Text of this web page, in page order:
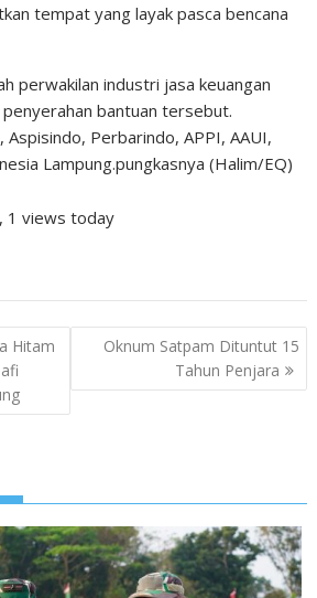
tempat yang layak pasca bencana
perwakilan industri jasa keuangan
bantuan tersebut.
Aspisindo, Perbarindo, APPI, AAUI,
Lampung.pungkasnya (Halim/EQ)
, 1 views today
Hitam
Oknum Satpam Dituntut 15
Tahun Penjara